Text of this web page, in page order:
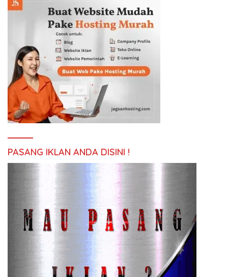
PASANG IKLAN ANDA DISINI !